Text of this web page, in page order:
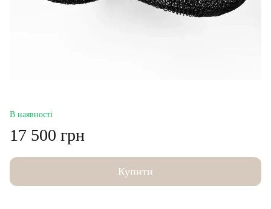
В наявності
17 500 грн
Купити